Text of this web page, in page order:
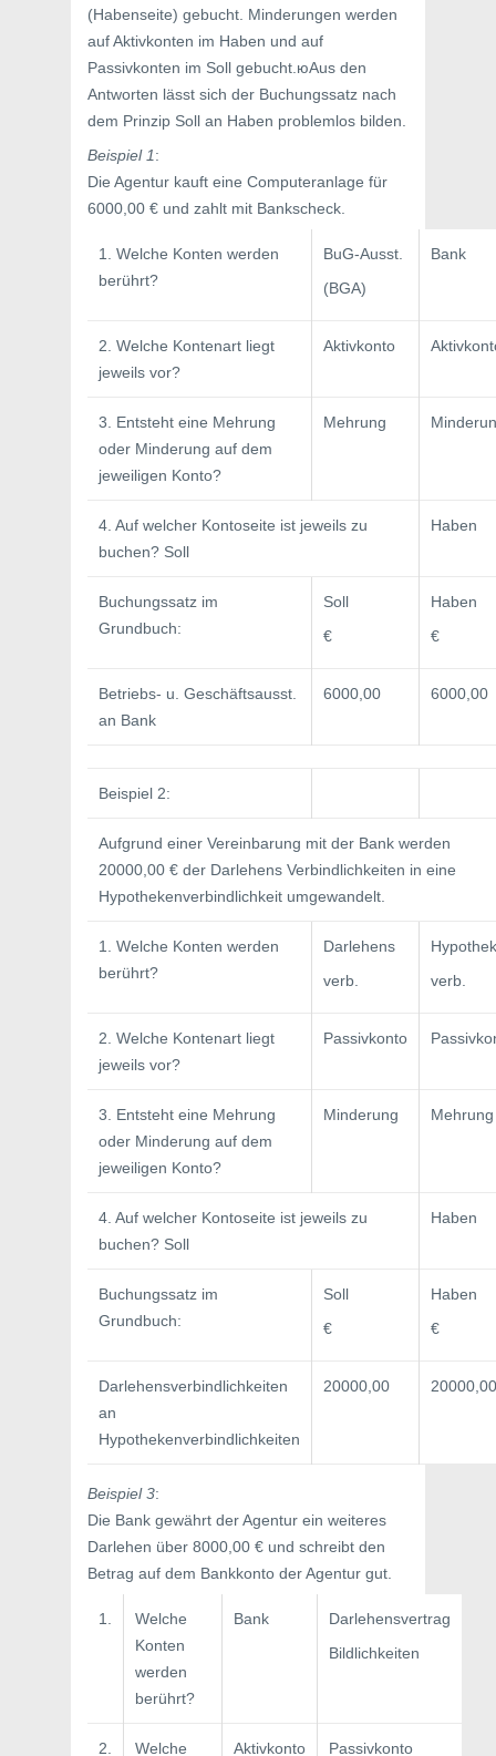
(Habenseite) gebucht. Minderungen werden
auf Aktivkonten im Haben und auf
Passivkonten im Soll gebucht.юAus den
Antworten lässt sich der Buchungssatz nach
dem Prinzip Soll an Haben problemlos bilden.
Beispiel 1:
Die Agentur kauft eine Computeranlage für
6000,00 € und zahlt mit Bankscheck.
1. Welche Konten werden
berührt?
BuG-Ausst.
(BGA)
Bank
2. Welche Kontenart liegt
jeweils vor?
Aktivkonto
3. Entsteht eine Mehrung
oder Minderung auf dem
jeweiligen Konto?
Mehrung
4. Auf welcher Kontoseite ist jeweils zu
buchen? Soll
Haben
Buchungssatz im
Grundbuch:
Soll
€
Haben
€
Betriebs- u. Geschäftsausst.
an Bank
6000,00 6000,00
Beispiel 2:
Aufgrund einer Vereinbarung mit der Bank werden
20000,00 € der Darlehens Verbindlichkeiten in eine
Hypothekenverbindlichkeit umgewandelt.
1. Welche Konten werden
berührt?
Darlehens­
verb.
verb.
2. Welche Kontenart liegt
jeweils vor?
Passivkonto
3. Entsteht eine Mehrung
oder Minderung auf dem
jeweiligen Konto?
Minderung Mehrung
4. Auf welcher Kontoseite ist jeweils zu
buchen? Soll
Haben
Buchungssatz im
Grundbuch:
Soll
€
Haben
€
Darlehensverbindlichkeiten
an
Hypothekenverbindlichkeiten
20000,00 20000,00
Beispiel 3:
Die Bank gewährt der Agentur ein weiteres
Darlehen über 8000,00 € und schreibt den
Betrag auf dem Bankkonto der Agentur gut.
1.
Welche
Konten
werden
berührt?
Bank
Darlehensvertrag­
Bildlichkeiten
2. Welche Aktivkonto Passivkonto